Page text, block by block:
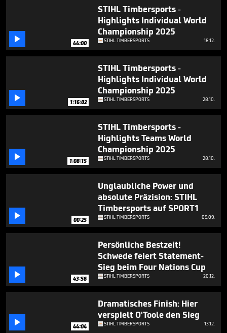
minutes,
seconds
 44:00
STIHL Timbersports -
Highlights Individual World
Championship 2025
STIHL TIMBERSPORTS 18.12.
 1:16:02
STIHL Timbersports -
Highlights Individual World
Championship 2025
STIHL TIMBERSPORTS 28.10.
 1:08:15
STIHL Timbersports -
Highlights Teams World
Championship 2025
STIHL TIMBERSPORTS 28.10.
 00:25
Unglaubliche Power und
absolute Präzision: STIHL
Timbersports auf SPORT1
STIHL TIMBERSPORTS 09.09.
 43:56
Persönliche Bestzeit!
Schwede feiert Statement-
Sieg beim Four Nations Cup
STIHL TIMBERSPORTS 20.12.
 44:04
Dramatisches Finish: Hier
verspielt O'Toole den Sieg
STIHL TIMBERSPORTS 13.12.